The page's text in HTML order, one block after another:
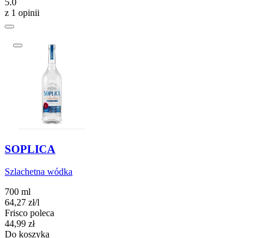
z 1 opinii
SOPLICA
Szlachetna wódka
700 ml
64,27 zł/l
Frisco poleca
Cena
44,99 zł
Do koszyka